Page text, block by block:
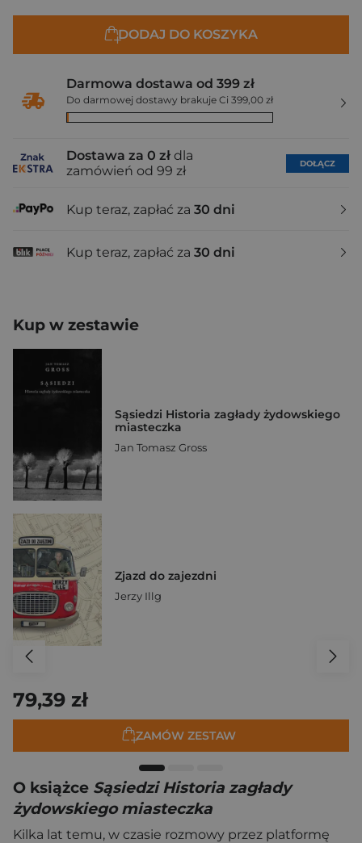
DODAJ DO KOSZYKA
Darmowa dostawa od 399 zł
Do darmowej dostawy brakuje Ci 399,00 zł
Dostawa za 0 zł dla
zamówień od 99 zł
DOŁĄCZ
Kup teraz, zapłać za 30 dni
Kup teraz, zapłać za 30 dni
Kup w zestawie
Sąsiedzi Historia zagłady żydowskiego
miasteczka
Jan Tomasz Gross
Zjazd do zajezdni
Jerzy Illg
79,39 zł
ZAMÓW ZESTAW
O książce Sąsiedzi Historia zagłady
żydowskiego miasteczka
Kilka lat temu, w czasie rozmowy przez platformę